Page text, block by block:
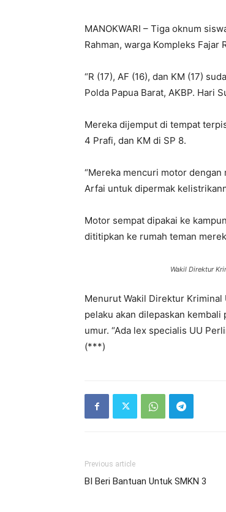
MANOKWARI – Tiga oknum
Rahman, warga Kompleks Fajar
“R (17), AF (16), dan KM (17)
Polda Papua Barat, AKBP. Hari
Mereka dijemput di tempat
4 Prafi, dan KM di SP 8.
“Mereka mencuri motor
Arfai untuk dipermak
Motor sempat dipakai ke
dititipkan ke rumah teman
Wakil Direktur
Menurut Wakil Direktur Kriminal
pelaku akan dilepaskan kembali
umur. “Ada lex specialis UU
(***)
Previous article
BI Beri Bantuan Untuk SMKN 3